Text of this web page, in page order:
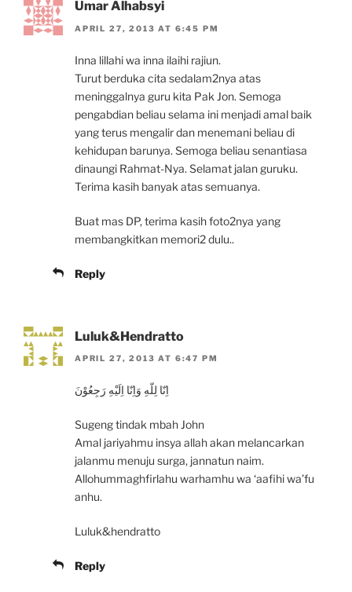
Umar Alhabsyi
APRIL 27, 2013 AT 6:45 PM
Inna lillahi wa inna ilaihi rajiun.
Turut berduka cita sedalam2nya atas
meninggalnya guru kita Pak Jon. Semoga
pengabdian beliau selama ini menjadi amal baik
yang terus mengalir dan menemani beliau di
kehidupan barunya. Semoga beliau senantiasa
dinaungi Rahmat-Nya. Selamat jalan guruku.
Terima kasih banyak atas semuanya.
Buat mas DP, terima kasih foto2nya yang
membangkitkan memori2 dulu..
Reply
Luluk&Hendratto
APRIL 27, 2013 AT 6:47 PM
اِنّا لِلّهِ وَاِنّا اِلَيْهِ رَجِعُوْنَ
Sugeng tindak mbah John
Amal jariyahmu insya allah akan melancarkan
jalanmu menuju surga, jannatun naim.
Allohummaghfirlahu warhamhu wa ‘aafihi wa’fu
anhu.
Luluk&hendratto
Reply